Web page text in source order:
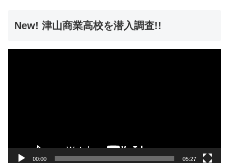
New! 津山商業高校を潜入調査!!
00:00 05:27